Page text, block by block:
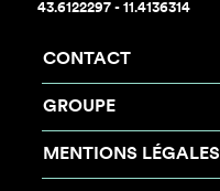
43.6122297 - 11.4136314
CONTACT
GROUPE
MENTIONS LÉGALES